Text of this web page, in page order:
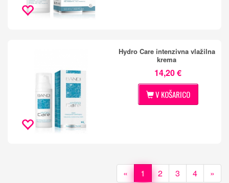
Hydro Care intenzivna vlažilna
krema
14,20 €
V KOŠARICO
« 1 2 3 4 »